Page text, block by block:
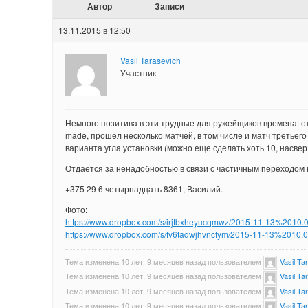
Автор Записи
13.11.2015 в 12:50
Vasil Tarasevich
Участник
Немного позитива в эти трудные для ружейщиков
made, прошел несколько матчей, в том числе и матч
варианта угла установки (можно еще сделать хоть 10,
Отдается за ненадобностью в связи с частичным переходом
+375 29 6 четырнадцать 8361, Василий.
Фото:
https://www.dropbox.com/s/irjtbxheyucqmwz/2015-11-
https://www.dropbox.com/s/fv6tadwjhvncfym/2015-11-
Тема изменена 10 лет, 9 месяцев назад пользователем
Vasil
Тема изменена 10 лет, 9 месяцев назад пользователем
Vasil
Тема изменена 10 лет, 9 месяцев назад пользователем
Vasil
Тема изменена 10 лет, 9 месяцев назад пользователем
Vasil